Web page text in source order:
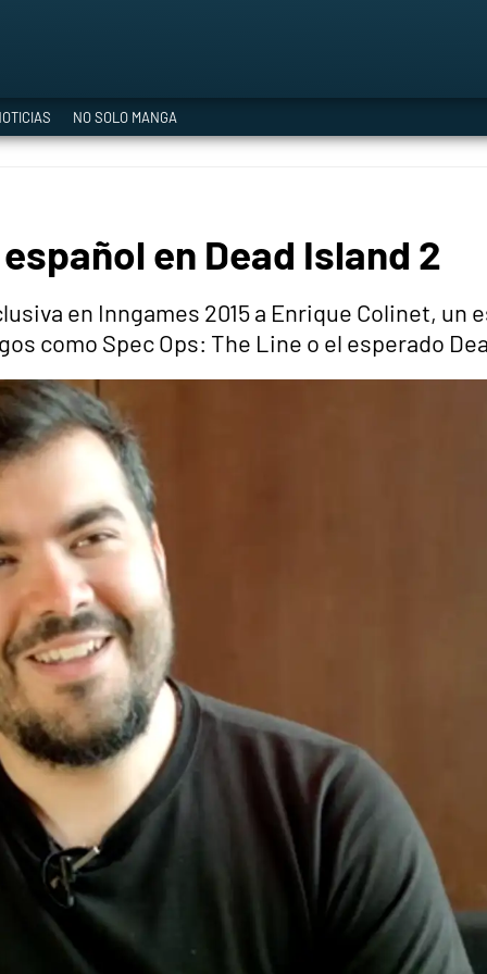
NO SOLO MANGA
en Dead Island 2
en Inngames 2015 a Enrique Colinet, un
como Spec Ops: The Line o el esperado